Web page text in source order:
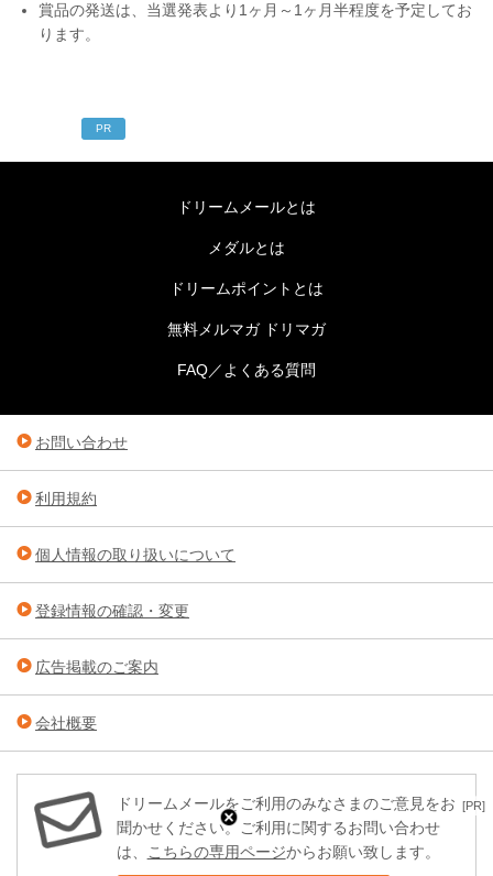
賞品の発送は、当選発表より1ヶ月～1ヶ月半程度を予定してお
ります。
[PR]
PR
ドリームメールとは
メダルとは
ドリームポイントとは
無料メルマガ ドリマガ
FAQ／よくある質問
お問い合わせ
利用規約
個人情報の取り扱いについて
登録情報の確認・変更
広告掲載のご案内
会社概要
ドリームメールをご利用のみなさまのご意見をお
聞かせください。ご利用に関するお問い合わせ
は、 こちらの専用ページからお願い致します。